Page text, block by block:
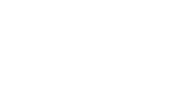
MICH KANNST DU